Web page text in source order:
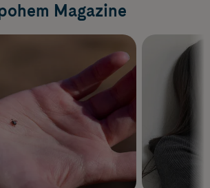
Magazine